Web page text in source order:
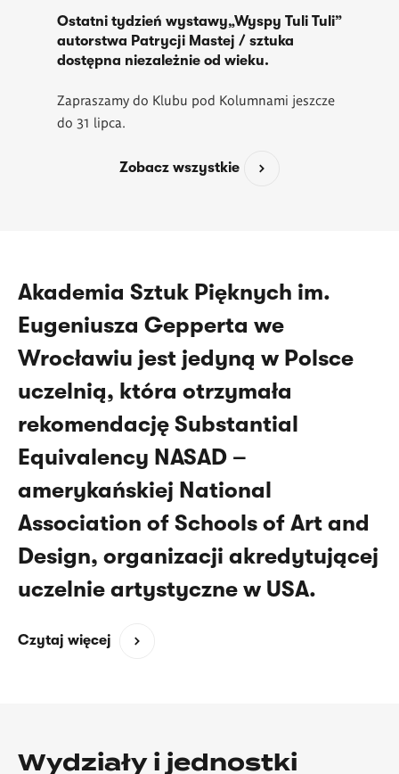
Ostatni tydzień wystawy„Wyspy Tuli Tuli”
autorstwa Patrycji Mastej / sztuka
dostępna niezależnie od wieku.
Zapraszamy do Klubu pod Kolumnami jeszcze
do 31 lipca.
Zobacz wszystkie
Akademia Sztuk Pięknych im.
Eugeniusza Gepperta we
Wrocławiu jest jedyną w Polsce
uczelnią, która otrzymała
rekomendację Substantial
Equivalency NASAD –
amerykańskiej National
Association of Schools of Art and
Design, organizacji akredytującej
uczelnie artystyczne w USA.
Czytaj więcej
(opens
Wydziały i jednostki